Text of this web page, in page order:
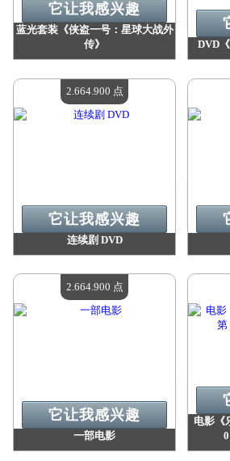
蓝光套装《侠盗一号：星球大战外
传》
现有数量：4
它让我感兴趣
DVD
连续剧 DVD
现有数量：4
它让我感兴趣
2.664.900 点
一部电影
它让我感兴趣
2.664.900 点
电影《